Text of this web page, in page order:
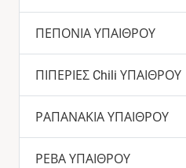
ΠΕΠΟΝΙΑ ΥΠΑΙΘΡΟΥ
ΠΙΠΕΡΙΕΣ Chili ΥΠΑΙΘΡΟΥ
ΡΑΠΑΝΑΚΙΑ ΥΠΑΙΘΡΟΥ
ΡΕΒΑ ΥΠΑΙΘΡΟΥ